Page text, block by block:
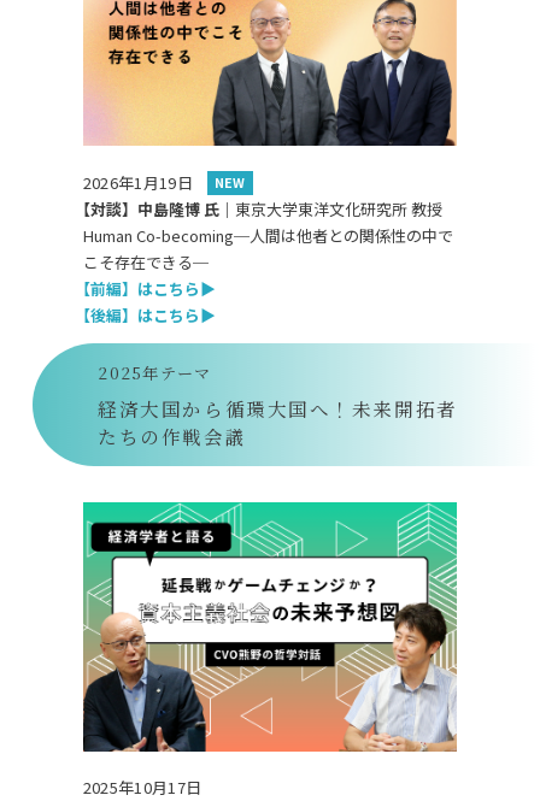
2026年1月19日 NEW
【対談】中島隆博 氏｜ 東京大学東洋文化研究所 教授
Human Co-becoming─人間は他者との関係性の中で
こそ存在できる─
【前編】はこちら▶
【後編】はこちら▶
2025年テーマ
経済大国から循環大国へ！未来開拓者
たちの作戦会議
2025年10月17日